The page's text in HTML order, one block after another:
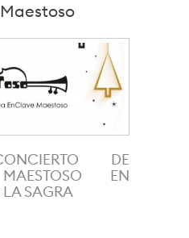
DE
EN
SAGRA